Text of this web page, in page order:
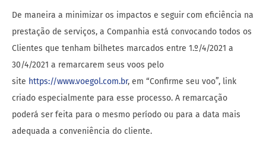
De maneira a minimizar os impactos e seguir com eficiência na
prestação de serviços, a Companhia está convocando todos os
Clientes que tenham bilhetes marcados entre 1.º/4/2021 a
30/4/2021 a remarcarem seus voos pelo
site https://www.voegol.com.br, em “Confirme seu voo”, link
criado especialmente para esse processo. A remarcação
poderá ser feita para o mesmo período ou para a data mais
adequada a conveniência do cliente.